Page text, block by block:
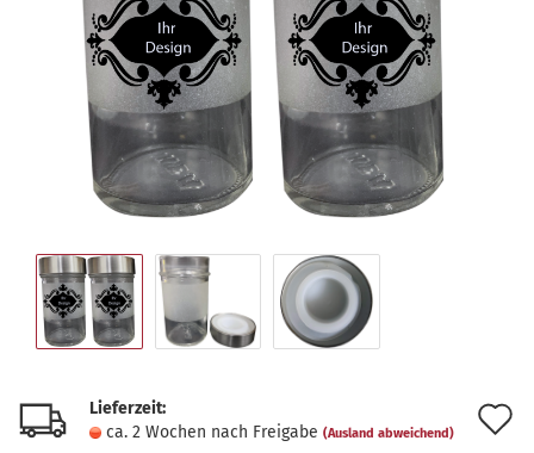
Lieferzeit:
ca. 2 Wochen nach Freigabe (Ausland abweichend)